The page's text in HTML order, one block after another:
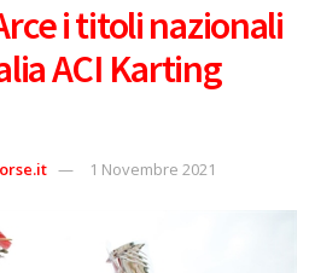
i titoli nazionali
ACI Karting
1 Novembre 2021